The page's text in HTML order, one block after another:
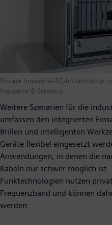
Private Industrial-5G-Infrastruktur
Industrie © Siemens
Weitere Szenarien für die
umfassen den integrierten
Brillen und intelligenten
Geräte flexibel eingesetzt
Anwendungen, in denen die
Kabeln nur schwer möglich ist.
Funktechnologien nutzen
Frequenzband und können
werden.